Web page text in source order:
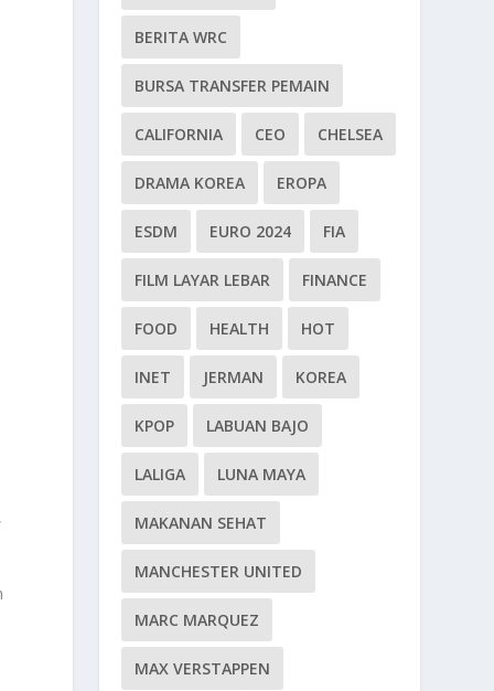
BERITA WRC
BURSA TRANSFER PEMAIN
CALIFORNIA CEO CHELSEA
DRAMA KOREA EROPA
ESDM EURO 2024 FIA
FILM LAYAR LEBAR FINANCE
FOOD HEALTH HOT
INET JERMAN KOREA
KPOP LABUAN BAJO
LALIGA LUNA MAYA
MAKANAN SEHAT
MANCHESTER UNITED
MARC MARQUEZ
MAX VERSTAPPEN